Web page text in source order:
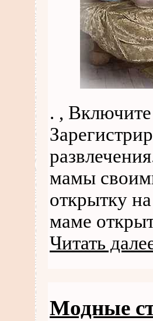
. ,
мамы
открытку
маме
Читать
Модные